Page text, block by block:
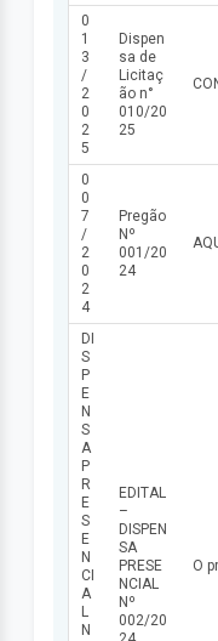
0
1
3
/
2
0
2
5
Dispen
sa de
Licitaç
ão n°
010/20
25
0
0
7
/
2
0
2
4
Pregão
Nº
001/20
24
DI
S
P
E
N
S
A
P
R
E
S
E
N
CI
A
L
N
EDITAL
–
DISPEN
SA
PRESE
NCIAL
Nº
002/20